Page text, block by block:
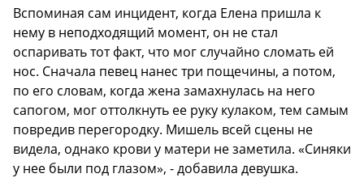
Вспоминая сам инцидент, когда Елена пришла к
нему в неподходящий момент, он не стал
оспаривать тот факт, что мог случайно сломать ей
нос. Сначала певец нанес три пощечины, а потом,
по его словам, когда жена замахнулась на него
сапогом, мог оттолкнуть ее руку кулаком, тем самым
повредив перегородку. Мишель всей сцены не
видела, однако крови у матери не заметила. «Синяки
у нее были под глазом», - добавила девушка.